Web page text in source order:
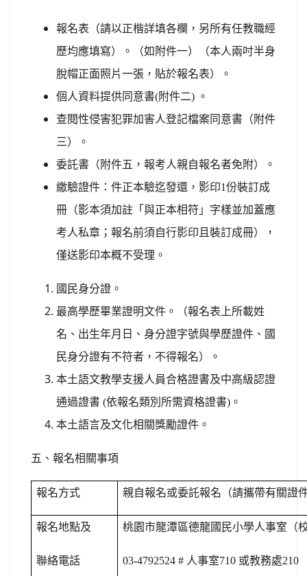
報名表 （請以正楷詳填各欄，另所有任教職經
歷均應填寫）。（如附件一）（本人兩吋半身
脫帽正面照片一張，貼於報名表）。
個人資料提供同意書(附件二) 。
查閱性侵害犯罪加害人登記檔案同意書（附件
三）。
委託書（附件五，報考人親自報名者免附）。
繳驗證件：件正本驗迄發還， 影印1份裝訂成
冊（影本須加註「與正本相符」字樣並加蓋應
考人私章；報名前須自行影印且裝訂成冊），
僅送影印本概不受理。
國民身分證。
最高學歷畢業證明文件。（報名表上所載姓
名、出生年月日、身分證字號與學歷證件、國
民身分證有不符者，不得報名）。
本土語文教學支援人員合格證書及中高級認證
通過證書 (依報名類別所需資格證書) 。
本土語言及文化相關獎勵證件。
五、 報名相關事項
報名方式 親自報名或委託報名 （請攜帶有關證
報名地點及
聯絡電話
桃園市龍潭區德龍國民小學人事室（
03-4792524 # 人事室710 或教務處210